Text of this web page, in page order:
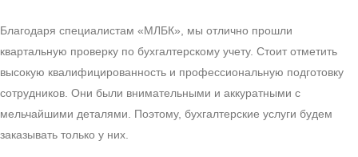
Благодаря специалистам «МЛБК», мы отлично прошли
квартальную проверку по бухгалтерскому учету. Стоит отметить
высокую квалифицированность и профессиональную подготовку
сотрудников. Они были внимательными и аккуратными с
мельчайшими деталями. Поэтому, бухгалтерские услуги будем
заказывать только у них.